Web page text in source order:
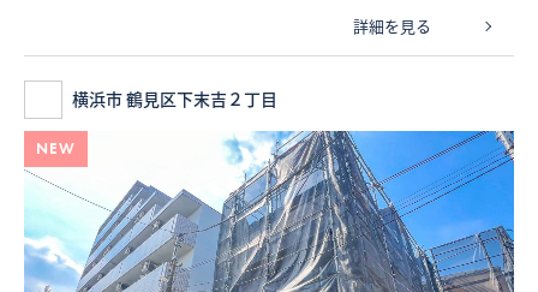
詳細を見る
横浜市 鶴見区下末吉２丁目
NEW